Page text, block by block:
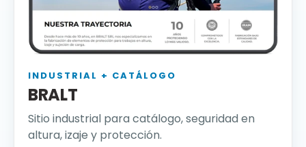
INDUSTRIAL + CATÁLOGO
BRALT
Sitio industrial para catálogo, seguridad en
altura, izaje y protección.